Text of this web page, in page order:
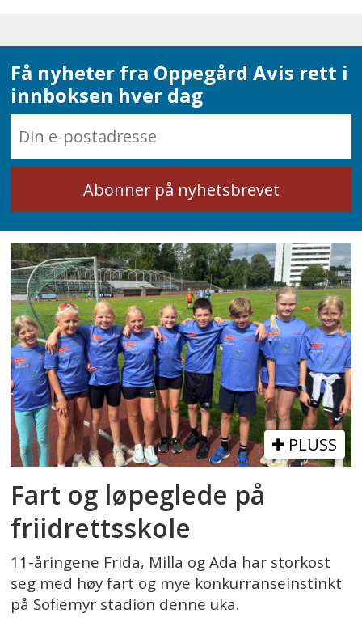
Få nyheter fra Oppegård Avis rett i
innboksen hver dag
PLUSS
Fart og løpeglede på
friidrettsskole
11-åringene Frida, Milla og Ada har storkost
seg med høy fart og mye konkurranseinstinkt
på Sofiemyr stadion denne uka.